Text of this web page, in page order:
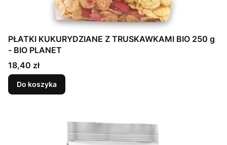
PŁATKI KUKURYDZIANE Z TRUSKAWKAMI BIO 250 g
- BIO PLANET
Cena
18,40 zł
Do koszyka